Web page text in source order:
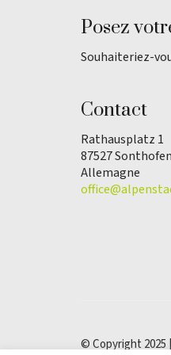
Posez
Souhaiteriez-
Contact
Rathausplatz 1
87527 Sonthofen
Allemagne
© Copyright 2025